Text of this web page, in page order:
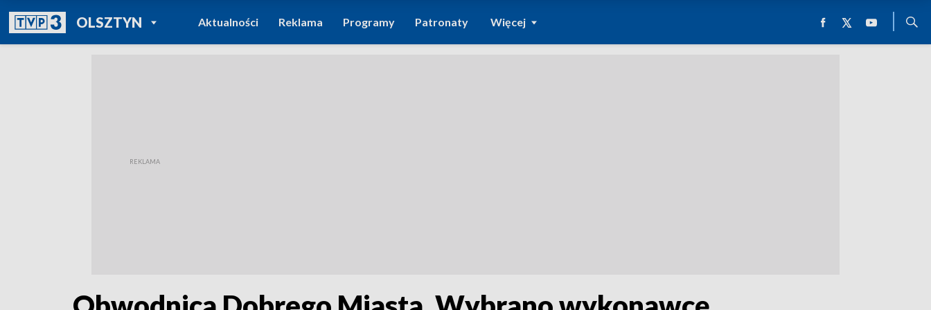
OLSZTYNPOWRÓT DO
TVP REGIONY
Aktualności Reklama Programy Patronaty Więcej